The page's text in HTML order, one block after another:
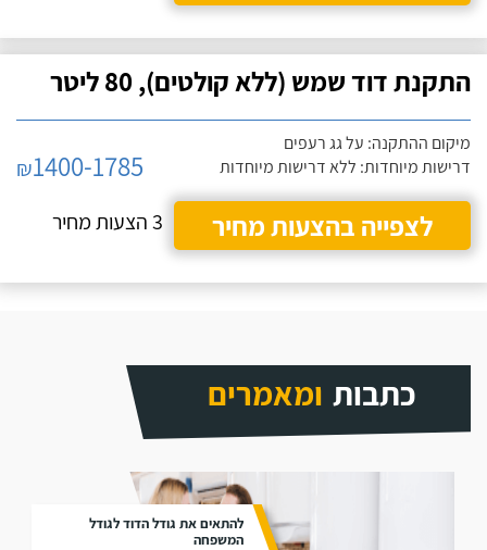
התקנת דוד שמש (ללא קולטים), 80 ליטר
מיקום ההתקנה: על גג רעפים
דרישות מיוחדות: ללא דרישות מיוחדות
₪1400-1785
לצפייה בהצעות מחיר
3 הצעות מחיר
כתבות ומאמרים
להתאים את גודל הדוד לגודל
המשפחה